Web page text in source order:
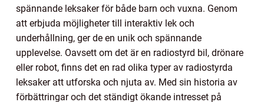
spännande leksaker för både barn och vuxna. Genom
att erbjuda möjligheter till interaktiv lek och
underhållning, ger de en unik och spännande
upplevelse. Oavsett om det är en radiostyrd bil, drönare
eller robot, finns det en rad olika typer av radiostyrda
leksaker att utforska och njuta av. Med sin historia av
förbättringar och det ständigt ökande intresset på